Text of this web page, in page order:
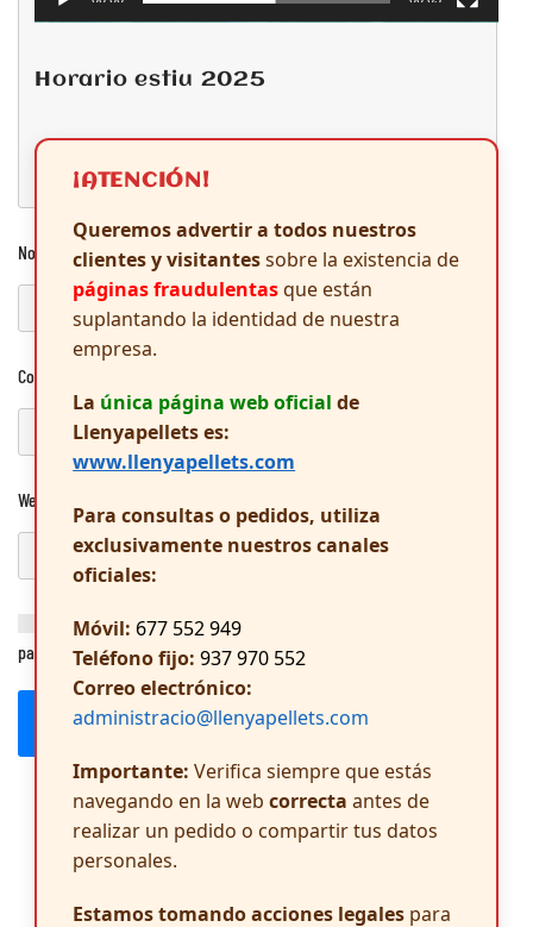
Nombre*
Correo electrónico
Web
Guarda mi nombre, correo electrónico y web en este navegador
para la próxima vez que comente.
Publicar el comentario
Horario estiu 2025
¡ATENCIÓN!
Queremos advertir a todos nuestros
clientes y visitantessobre la existencia de
páginas fraudulentasque están
suplantando la identidad de nuestra
empresa.
La única página web oficial de
Llenyapellets es:
www.llenyapellets.com
Para consultas o pedidos, utiliza
exclusivamente nuestros canales
oficiales:
Móvil: 677 552 949
Teléfono fijo: 937 970 552
Correo electrónico:
administracio@llenyapellets.com
Importante: Verifica siempre que estás
navegando en la webcorrecta antes de
realizar un pedido o compartir tus datos
personales.
Estamos tomando acciones legales para